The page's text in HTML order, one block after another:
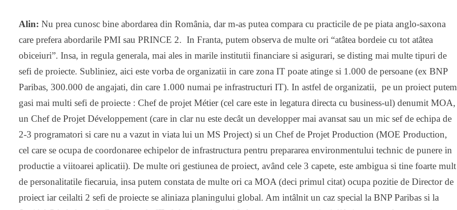
Alin: Nu prea cunosc bine abordarea din România, dar m-as putea compara cu practicile de pe piata anglo-saxona
care prefera abordarile PMI sau PRINCE 2. In Franta, putem observa de multe ori “atâtea bordeie cu tot atâtea
obiceiuri”. Insa, in regula generala, mai ales in marile institutii financiare si asigurari, se disting mai multe tipuri de
sefi de proiecte. Subliniez, aici este vorba de organizatii in care zona IT poate atinge si 1.000 de persoane (ex BNP
Paribas, 300.000 de angajati, din care 1.000 numai pe infrastructuri IT). In astfel de organizatii, pe un proiect putem
gasi mai multi sefi de proiecte : Chef de projet Métier (cel care este in legatura directa cu business-ul) denumit MOA,
un Chef de Projet Développement (care in clar nu este decât un developper mai avansat sau un mic sef de echipa de
2-3 programatori si care nu a vazut in viata lui un MS Project) si un Chef de Projet Production (MOE Production,
cel care se ocupa de coordonaree echipelor de infrastructura pentru prepararea environmentului technic de punere in
productie a viitoarei aplicatii). De multe ori gestiunea de proiect, având cele 3 capete, este ambigua si tine foarte mult
de personalitatile fiecaruia, insa putem constata de multe ori ca MOA (deci primul citat) ocupa pozitie de Director de
proiect iar ceilalti 2 sefi de proiecte se aliniaza planingului global. Am intâlnit un caz special la BNP Paribas si la